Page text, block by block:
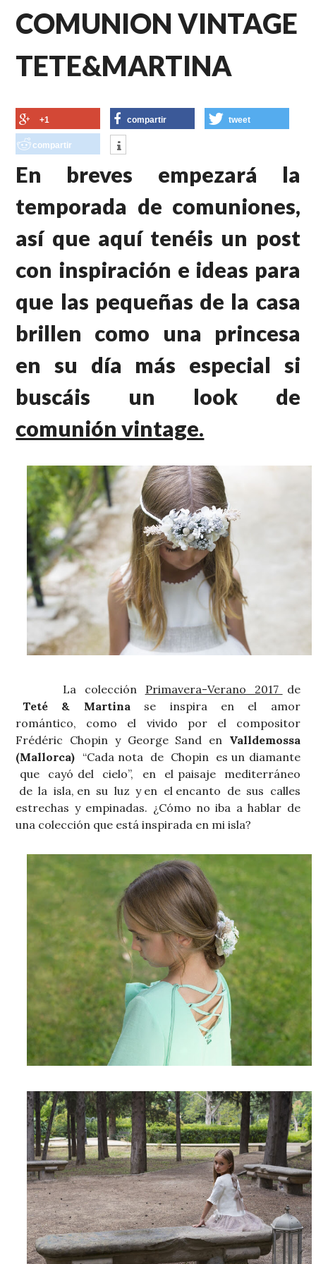
COMUNION VINTAGE
TETE&MARTINA
+1 compartir tweet
compartir
En breves empezará la
temporada de comuniones,
así que aquí tenéis un post
con inspiración e ideas para
que las pequeñas de la casa
brillen como una princesa
en su día más especial si
buscáis un look de
comunión vintage.
La colección Primavera-Verano 2017
de
Teté & Martinase inspira en el amor
romántico, como el vivido por el compositor
Frédéric Chopin y George Sand en Valldemossa
(Mallorca) “Cada nota de Chopin es un diamante
que cayó del cielo”, en el paisaje mediterráneo
de la isla, en su luz y en el encanto de sus calles
estrechas y empinadas. ¿Cómo no iba a hablar de
una colección que está inspirada en mi isla?